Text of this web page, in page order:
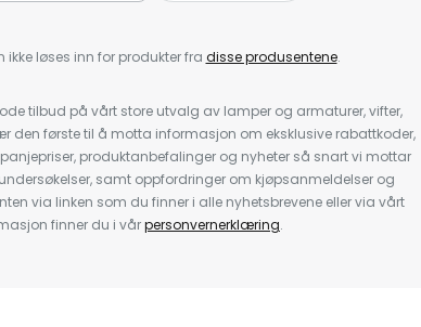
ikke løses inn for produkter fra disse produsentene.
tilbud på vårt store utvalg av lamper og armaturer, vifter,
den første til å motta informasjon om eksklusive rabattkoder,
produktanbefalinger og nyheter så snart vi mottar
samt oppfordringer om kjøpsanmeldelser og
via linken som du finner i alle nyhetsbrevene eller via vårt
finner du i vårpersonvernerklæring.